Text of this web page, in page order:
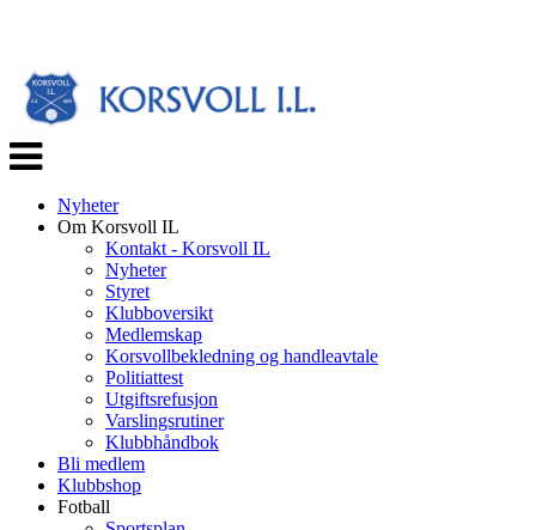
Veksle
navigasjon
Nyheter
Om Korsvoll IL
Kontakt - Korsvoll IL
Nyheter
Styret
Klubboversikt
Medlemskap
Korsvollbekledning og handleavtale
Politiattest
Utgiftsrefusjon
Varslingsrutiner
Klubbhåndbok
Bli medlem
Klubbshop
Fotball